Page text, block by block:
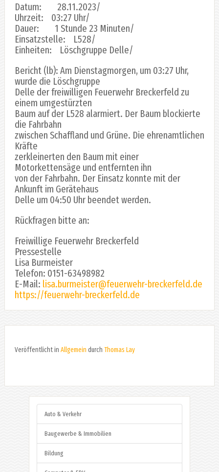
Datum: 28.11.2023/
Uhrzeit: 03:27 Uhr/
Dauer: 1 Stunde 23 Minuten/
Einsatzstelle: L528/
Einheiten: Löschgruppe Delle/
Bericht (lb): Am Dienstagmorgen, um 03:27 Uhr,
wurde die Löschgruppe
Delle der freiwilligen Feuerwehr Breckerfeld zu
einem umgestürzten
Baum auf der L528 alarmiert. Der Baum blockierte
die Fahrbahn
zwischen Schaffland und Grüne. Die ehrenamtlichen
Kräfte
zerkleinerten den Baum mit einer
Motorkettensäge und entfernten ihn
von der Fahrbahn. Der Einsatz konnte mit der
Ankunft im Gerätehaus
Delle um 04:50 Uhr beendet werden.
Rückfragen bitte an:
Freiwillige Feuerwehr Breckerfeld
Pressestelle
Lisa Burmeister
Telefon: 0151-63498982
E-Mail: lisa.burmeister@feuerwehr-breckerfeld.de
https://feuerwehr-breckerfeld.de
Veröffentlicht in Allgemein durch Thomas Lay
Auto & Verkehr
Baugewerbe & Immobilien
Bildung